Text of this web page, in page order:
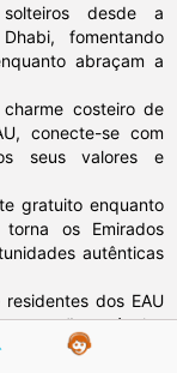
solteiros desde a
fomentando
abraçam a
costeiro de
conecte-se com
seus valores e
gratuito enquanto
os Emirados
autênticas
dos EAU
nação notável.
o na terra onde a